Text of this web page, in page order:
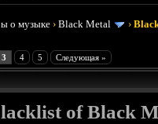
о музыке ›Black Metal ›
3 4 5 Следующая »
of Black